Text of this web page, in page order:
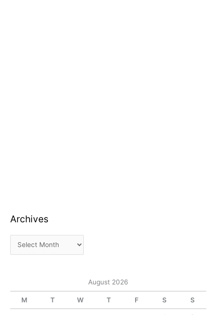
Archives
August 2026
M T W T F S S